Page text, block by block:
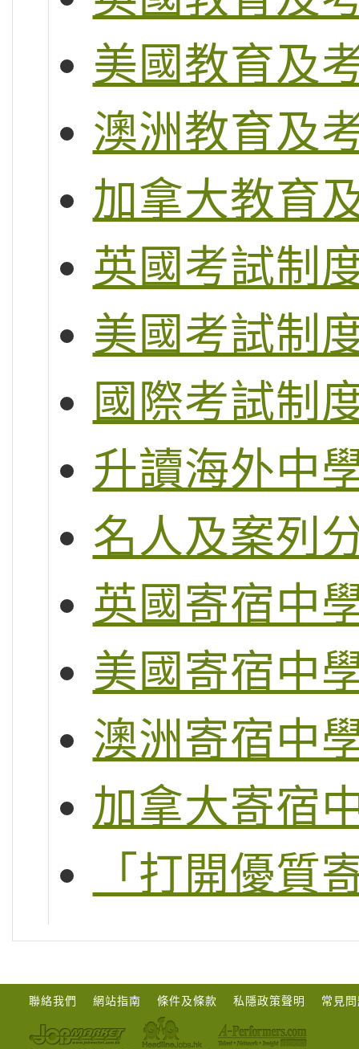
美國教育及
澳洲教育及
加拿大教育
英國考試制
美國考試制
國際考試制
升讀海外中
名人及案列
英國寄宿中
美國寄宿中
澳洲寄宿中
加拿大寄宿
「打開優質
聯絡我們 網站指南 條件及條款 私隱政策聲明 常見